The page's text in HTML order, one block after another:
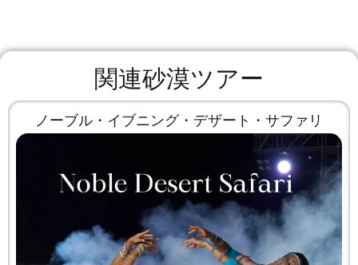
関連砂漠ツアー
ノーブル・イブニング・デザート・サファリ